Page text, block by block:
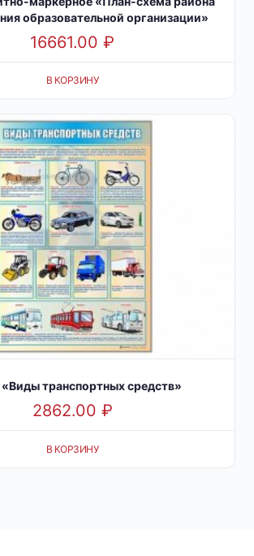
образовательной организации»
16661.00 ₽
В КОРЗИНУ
транспортных средств»
2862.00 ₽
В КОРЗИНУ